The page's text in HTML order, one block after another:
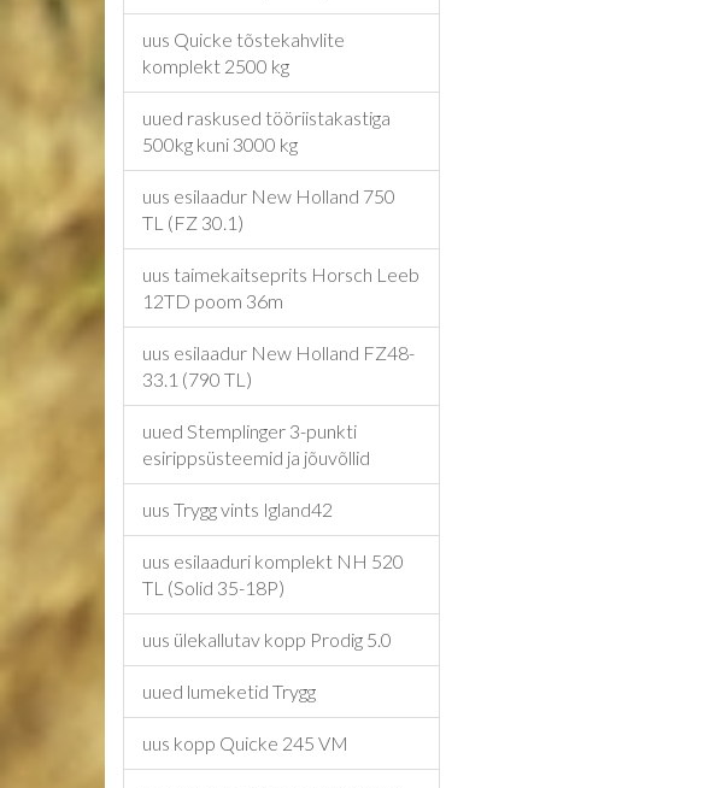
uus Quicke tõstekahvlite
komplekt 2500 kg
uued raskused tööriistakastiga
500kg kuni 3000 kg
uus esilaadur New Holland 750
TL (FZ 30.1)
uus taimekaitseprits Horsch Leeb
12TD poom 36m
uus esilaadur New Holland FZ48-
33.1 (790 TL)
uued Stemplinger 3-punkti
esirippsüsteemid ja jõuvõllid
uus Trygg vints Igland42
uus esilaaduri komplekt NH 520
TL (Solid 35-18P)
uus ülekallutav kopp Prodig 5.0
uued lumeketid Trygg
uus kopp Quicke 245 VM